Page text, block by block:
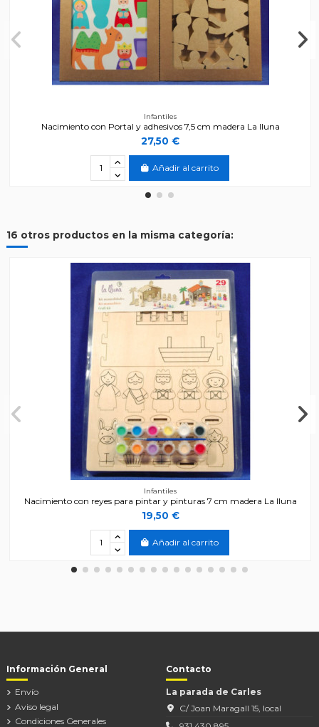
Infantiles
Nacimiento con Portal y adhesivos 7,5 cm madera La lluna
27,50 €
Añadir al carrito
16 otros productos en la misma categoría:
Infantiles
Nacimiento con reyes para pintar y pinturas 7 cm madera La lluna
19,50 €
Añadir al carrito
Información General
Envío
Aviso legal
Condiciones Generales
Contacto
La parada de Carles
C/ Joan Maragall 15, local